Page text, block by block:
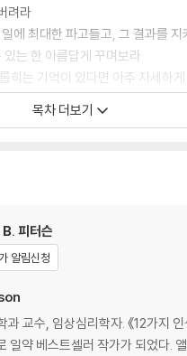
은 자신이 누구일 수 있는지, 최고
법칙2). 그것이 진짜 인생이니까.
벽하지 않다. 끝없이 변화하는 세
주한다면 아무리 어렵게 얻었던
질서와 혼돈은 어느 것이 더 좋다
오간다. 당신은 한 발을 질서의 영
가능성도 거기에 있다.
잠재우는 것에서 한발 나아가 혼돈과
들의 가슴을 다시 한번 뜨겁게 달군
려라
에 최대한 파고들고, 그 결과를 지
는 한 아름답게 꾸며보라
히는 기억이 있다면 아주 자세하게
지하기 위해 성실히 계획하고 관
되거나 교만하지 마라
목차 더보기
B. 피터슨
알림신청
과 교수, 임상심리학자. 《12가지
약 베스트셀러 작가가 되었다.